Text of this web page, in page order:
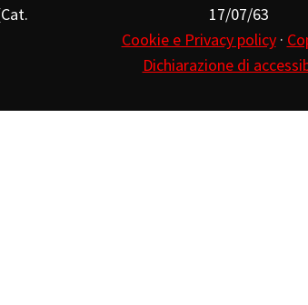
17/07/63
Cookie e Privacy policy·
Dichiarazione di